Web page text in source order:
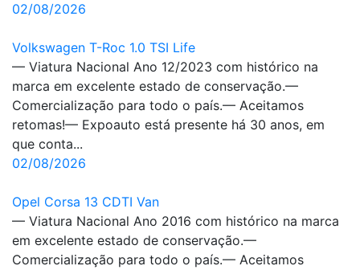
02/08/2026
Volkswagen T-Roc 1.0 TSI Life
— Viatura Nacional Ano 12/2023 com histórico na
marca em excelente estado de conservação.—
Comercialização para todo o país.— Aceitamos
retomas!— Expoauto está presente há 30 anos, em
que conta...
02/08/2026
Opel Corsa 13 CDTI Van
— Viatura Nacional Ano 2016 com histórico na marca
em excelente estado de conservação.—
Comercialização para todo o país.— Aceitamos